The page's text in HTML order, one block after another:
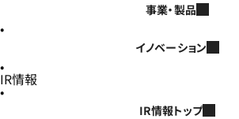
事業・製品
イノベーション
IR情報
IR情報トップ